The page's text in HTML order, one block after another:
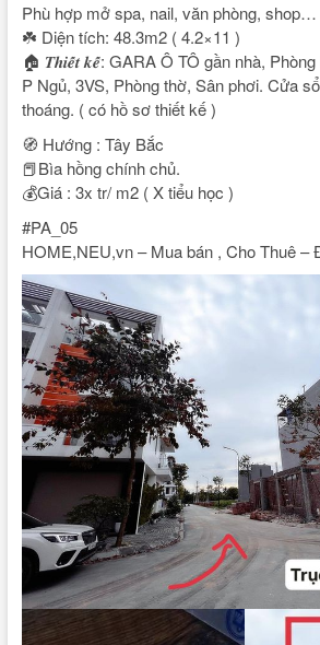
Phù hợp mở spa, nail, văn phòng, shop…
☘️ Diện tích: 48.3m2 ( 4.2×11 )
🏠 𝑻𝒉𝒊𝒆̂́𝒕 𝒌𝒆̂́: GARA Ô TÔ gần nhà,
P Ngủ, 3VS, Phòng thờ, Sân phơi. Cửa
thoáng. ( có hồ sơ thiết kế )
🧭 Hướng : Tây Bắc
📕Bìa hồng chính chủ.
💰Giá : 3x tr/ m2 ( X tiểu học )
#PA_05
HOME,NEU,vn – Mua bán , Cho Thuê –